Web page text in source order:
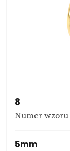
8
Numer wzoru
5mm